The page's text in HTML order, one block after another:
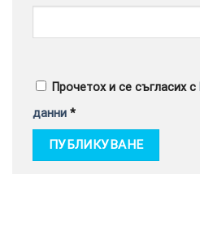
Прочетох и се съгласих с
данни *